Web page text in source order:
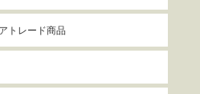
トレード商品